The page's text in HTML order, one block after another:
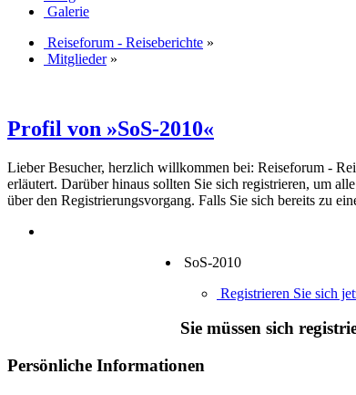
Galerie
Reiseforum - Reiseberichte »
Mitglieder»
Profil von »SoS-2010«
Lieber Besucher, herzlich willkommen bei: Reiseforum -
erläutert. Darüber hinaus sollten Sie sich registrieren, um
über den Registrierungsvorgang. Falls Sie sich bereits zu
SoS-2010
Registrieren Sie sich
Sie müssen sich
Persönliche Informationen